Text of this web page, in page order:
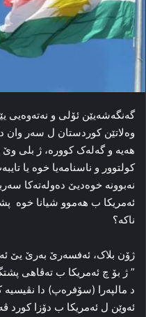
گه‌نگه‌شه‌یێن ئۆلی و نه‌ته‌وه‌یی
وه‌لاتێن کوردستان ل سه‌ر وان
هه‌یه‌ و گه‌له‌ک کووره‌، ژ بلی وێ
کولتوور و ناسنامه‌یا خوه‌ یا
نه‌بوونه‌ خوه‌دیێ ده‌وله‌ته‌کا
ئەمریكا ب هه‌موو شیانا خوه‌
ناکه‌؟
ژۆن بلاک، ئه‌فسه‌رێ به‌رێ یێ
” ژ بۆ چ ئەمریكا ب ته‌ڤاهی
د مالپه‌را (سۆفره‌پ) دا
ئه‌وێن ل ئەمریكا ب دۆزا کورد